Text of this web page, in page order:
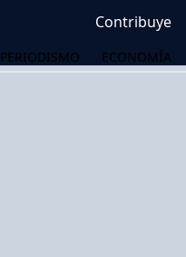
Contribuye
PERIODISMO ECONOMÍA